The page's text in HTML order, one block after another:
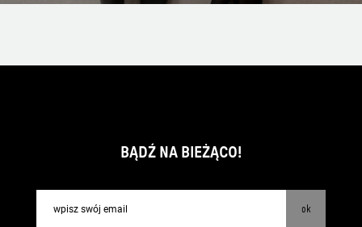
BĄDŹ NA BIEŻĄCO!
ok